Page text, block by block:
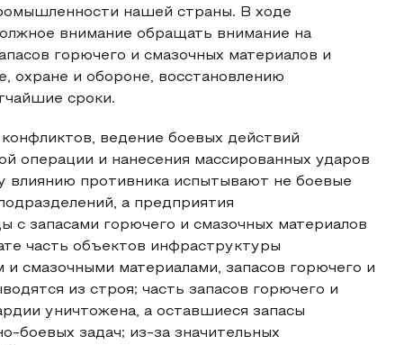
нашей страны. В ходе
внимание обращать внимание на
горючего и смазочных материалов и
охране и обороне, восстановлению
сроки.
ведение боевых действий
операции и нанесения массированных ударов
влиянию противника испытывают не боевые
а предприятия
запасами горючего и смазочных материалов
часть объектов инфраструктуры
смазочными материалами, запасов горючего и
из строя; часть запасов горючего и
уничтожена, а оставшиеся запасы
боевых задач; из-за значительных